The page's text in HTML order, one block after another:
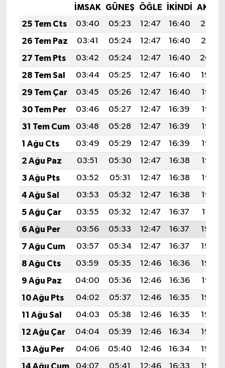
İMSAK GÜNEŞ ÖĞLE İKINDI
25 Tem Cts
03:40 05:23 12:47 16:40
20:02
26 Tem Paz
03:41 05:24 12:47 16:40
20:01
27 Tem Pts
03:42 05:24 12:47 16:40
20:00
28 Tem Sal
03:44 05:25 12:47 16:40
19:59
29 Tem Çar
03:45 05:26 12:47 16:40
19:58
30 Tem Per
03:46 05:27 12:47 16:39
19:57
31 Tem Cum
03:48 05:28 12:47 16:39
19:57
1 Ağu Cts
03:49 05:29 12:47 16:39
19:56
2 Ağu Paz
03:51 05:30 12:47 16:38
19:55
3 Ağu Pts
03:52 05:31 12:47 16:38
19:53
4 Ağu Sal
03:53 05:32 12:47 16:38
19:52
5 Ağu Çar
03:55 05:32 12:47 16:37
19:51
6 Ağu Per
03:56 05:33 12:47 16:37
19:50
7 Ağu Cum
03:57 05:34 12:47 16:37
19:49
8 Ağu Cts
03:59 05:35 12:46 16:36
19:48
9 Ağu Paz
04:00 05:36 12:46 16:36
19:47
10 Ağu Pts
04:02 05:37 12:46 16:35
19:46
11 Ağu Sal
04:03 05:38 12:46 16:35
19:44
12 Ağu Çar
04:04 05:39 12:46 16:34
19:43
13 Ağu Per
04:06 05:40 12:46 16:34
19:42
14 Ağu Cum
04:07 05:41 12:46 16:33
19:40